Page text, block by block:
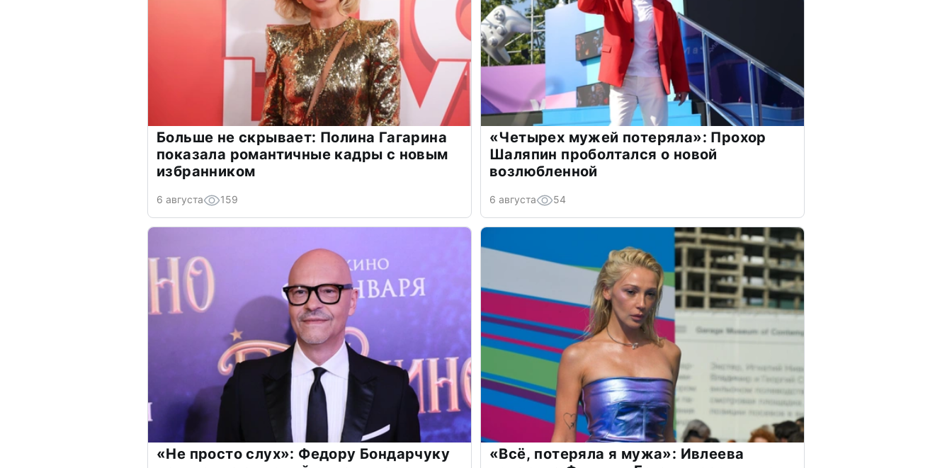
Больше не скрывает: Полина Гагарина
показала романтичные кадры с новым
избранником
6 августа 159
«Четырех мужей потеряла»: Прохор
Шаляпин проболтался о новой
возлюбленной
6 августа 54
«Не просто слух»: Федору Бондарчуку
«Всё, потеряла я мужа»: Ивлеева